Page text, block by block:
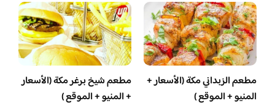
مطعم الزبداني مكة (الأسعار +
المنيو + الموقع )
مطعم شيخ برغر مكة (الأسعار
+ المنيو + الموقع )